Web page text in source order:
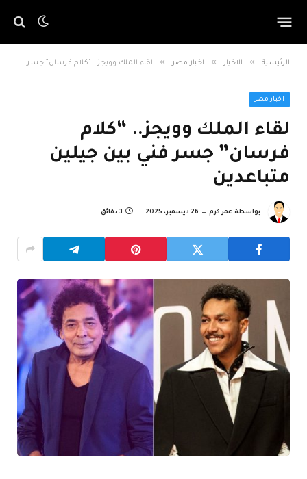
الرئيسية » الاخبار » اخبار مصر » لقاء الملك وويجز.. “كلام فرسان” جسر فني بين جيلين متباعدين
اخبار مصر
لقاء الملك وويجز.. “كلام
فرسان” جسر فني بين جيلين
متباعدين
بواسطة عمر كرم 26 ديسمبر، 2025 3 دقائق